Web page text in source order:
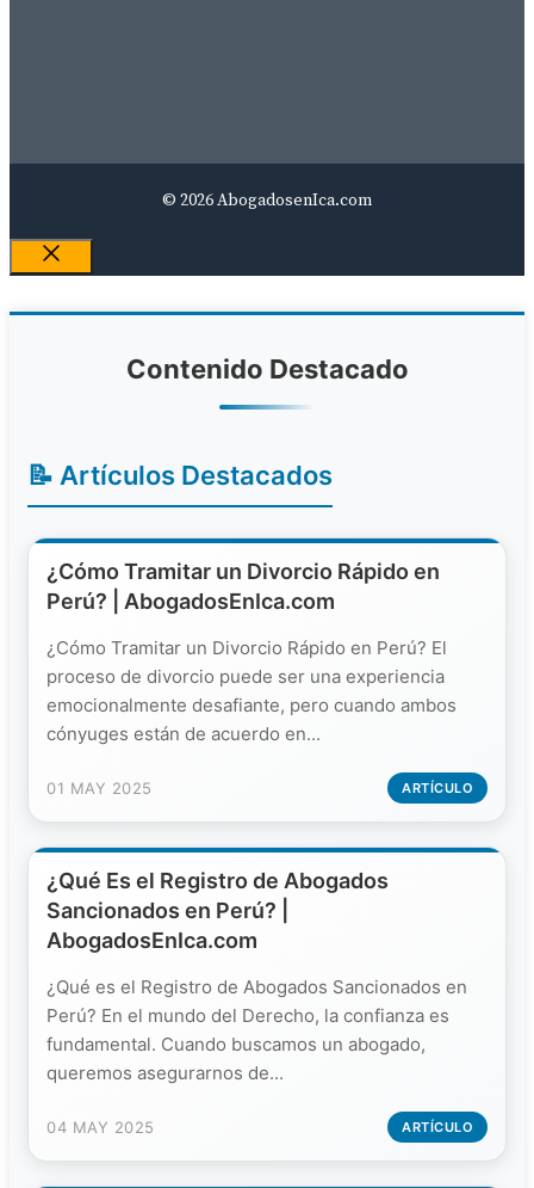
© 2026 AbogadosenIca.com
Close
Contenido Destacado
📝 Artículos Destacados
¿Cómo Tramitar un Divorcio Rápido en
Perú? | AbogadosEnIca.com
¿Cómo Tramitar un Divorcio Rápido en Perú? El
proceso de divorcio puede ser una experiencia
emocionalmente desafiante, pero cuando ambos
cónyuges están de acuerdo en...
01 MAY 2025 ARTÍCULO
¿Qué Es el Registro de Abogados
Sancionados en Perú? |
AbogadosEnIca.com
¿Qué es el Registro de Abogados Sancionados en
Perú? En el mundo del Derecho, la confianza es
fundamental. Cuando buscamos un abogado,
queremos asegurarnos de...
04 MAY 2025 ARTÍCULO